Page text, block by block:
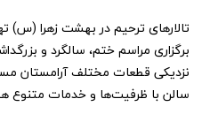
تالارهای ترحیم در بهشت زهرا (س)
برگزاری مراسم ختم، سالگرد و
نزدیکی قطعات مختلف آرامستان
سالن با ظرفیت‌ها و خدمات متنوع